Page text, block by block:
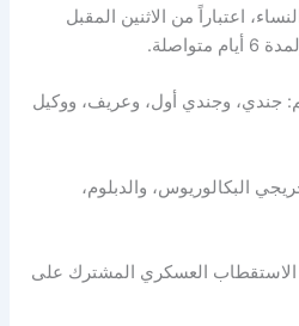
اعتباراً من الاثنين المقبل
جندي، وجندي أول، وعريف، ووكيل
البكالوريوس، والدبلوم،
الاستقطاب العسكري المشترك على